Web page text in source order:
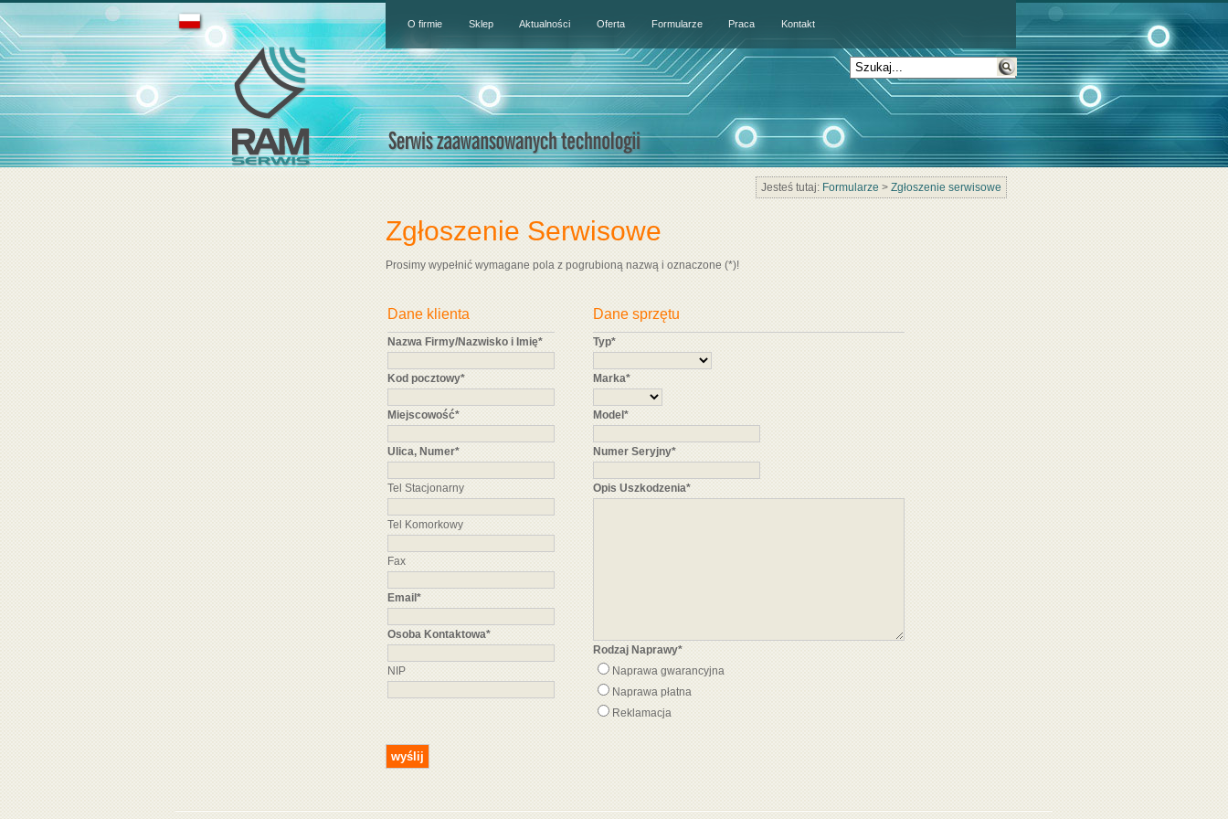
O firmie Sklep Aktualności Oferta Formularze Praca Kontakt
Jesteś tutaj: Formularze > Zgłoszenie serwisowe
Zgłoszenie Serwisowe
Prosimy wypełnić wymagane pola z pogrubioną nazwą i oznaczone (*)!
Dane klienta
Nazwa Firmy/Nazwisko i Imię*
Kod pocztowy*
Miejscowość*
Ulica, Numer*
Tel Stacjonarny
Tel Komorkowy
Fax
Email*
Osoba Kontaktowa*
NIP
Dane sprzętu
Typ*
Marka*
Model*
Numer Seryjny*
Opis Uszkodzenia*
Rodzaj Naprawy*
Naprawa gwarancyjna
Naprawa płatna
Reklamacja